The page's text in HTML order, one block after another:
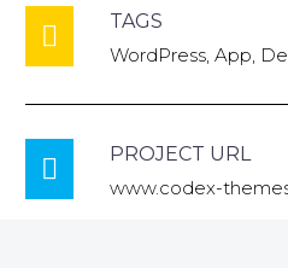

TAGS
WordPress, App,

PROJECT URL
www.codex-